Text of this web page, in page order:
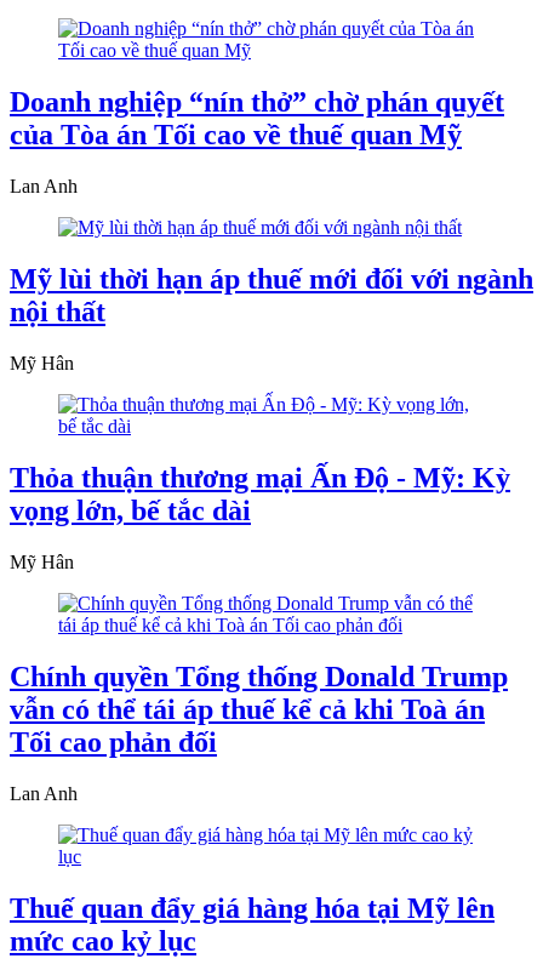
Doanh nghiệp “nín thở” chờ phán quyết
của Tòa án Tối cao về thuế quan Mỹ
Lan Anh
Mỹ lùi thời hạn áp thuế mới đối với ngành
nội thất
Mỹ Hân
Thỏa thuận thương mại Ấn Độ - Mỹ: Kỳ
vọng lớn, bế tắc dài
Mỹ Hân
Chính quyền Tổng thống Donald Trump
vẫn có thể tái áp thuế kể cả khi Toà án
Tối cao phản đối
Lan Anh
Thuế quan đẩy giá hàng hóa tại Mỹ lên
mức cao kỷ lục